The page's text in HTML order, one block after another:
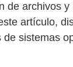
de archivos
artículo,
de sistemas